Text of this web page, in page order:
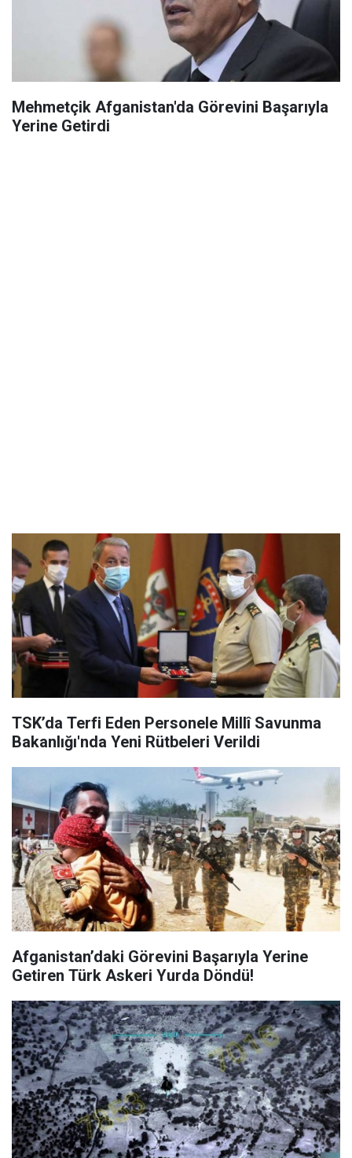
Mehmetçik Afganistan'da Görevini Başarıyla
Yerine Getirdi
TSK’da Terfi Eden Personele Millî Savunma
Bakanlığı'nda Yeni Rütbeleri Verildi
Afganistan’daki Görevini Başarıyla Yerine
Getiren Türk Askeri Yurda Döndü!